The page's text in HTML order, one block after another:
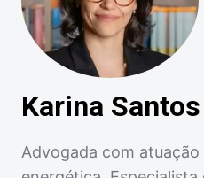
Karina Santos
Advogada com